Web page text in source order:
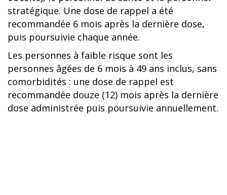
stratégique. Une dose de rappel a été
recommandée 6 mois après la dernière dose,
puis poursuivie chaque année.
Les personnes à faible risque sont les
personnes âgées de 6 mois à 49 ans inclus, sans
comorbidités : une dose de rappel est
recommandée douze (12) mois après la dernière
dose administrée puis poursuivie annuellement.